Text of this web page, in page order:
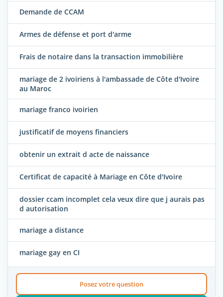
Demande de CCAM
Armes de défense et port d'arme
Frais de notaire dans la transaction immobilière
mariage de 2 ivoiriens à l'ambassade de Côte d'Ivoire
au Maroc
mariage franco ivoirien
justificatif de moyens financiers
obtenir un extrait d acte de naissance
Certificat de capacité à Mariage en Côte d'Ivoire
dossier ccam incomplet cela veux dire que j aurais pas
d autorisation
mariage a distance
mariage gay en CI
Posez votre question